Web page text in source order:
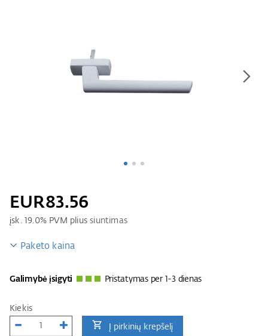
EUR83.56
įsk. 19.0% PVM pliussiuntimas
Paketo kaina
Galimybė įsigyti Pristatymas per 1-3 dienas
Kiekis
Į pirkinių krepšelį